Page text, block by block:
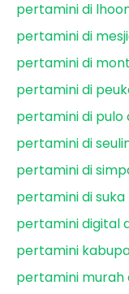
pertamini di
pertamini di
pertamini di
pertamini di
pertamini di
pertamini di
pertamini di
pertamini di
pertamini digital
pertamini
pertamini murah